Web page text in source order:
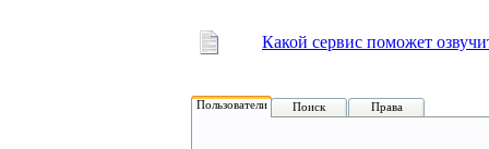
Какой сервис поможет
Пользователи Поиск Права